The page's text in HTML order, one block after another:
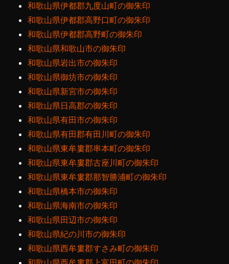
和歌山県伊都郡九度山町の御朱印
和歌山県伊都郡高野口町の御朱印
和歌山県伊都郡高野町の御朱印
和歌山県和歌山市の御朱印
和歌山県岩出市の御朱印
和歌山県御坊市の御朱印
和歌山県新宮市の御朱印
和歌山県日高郡の御朱印
和歌山県有田市の御朱印
和歌山県有田郡有田川町の御朱印
和歌山県東牟婁郡串本町の御朱印
和歌山県東牟婁郡古座川町の御朱印
和歌山県東牟婁郡那智勝浦町の御朱印
和歌山県橋本市の御朱印
和歌山県海南市の御朱印
和歌山県田辺市の御朱印
和歌山県紀の川市の御朱印
和歌山県西牟婁郡すさみ町の御朱印